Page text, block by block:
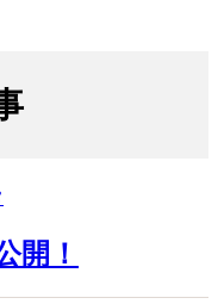
開！